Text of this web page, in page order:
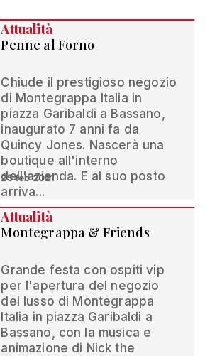
Attualità
Penne al Forno
Chiude il prestigioso negozio
di Montegrappa Italia in
piazza Garibaldi a Bassano,
inaugurato 7 anni fa da
Quincy Jones. Nascerà una
boutique all'interno
dell'azienda. E al suo posto
arriva...
25 feb 2021
Attualità
Montegrappa & Friends
Grande festa con ospiti vip
per l'apertura del negozio
del lusso di Montegrappa
Italia in piazza Garibaldi a
Bassano, con la musica e
animazione di Nick the